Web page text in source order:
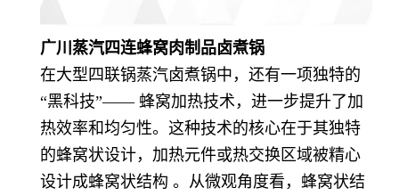
广川蒸汽四连蜂窝肉制品卤煮锅
在大型四联锅蒸汽卤煮锅中，还有一项独特的
“黑科技”—— 蜂窝加热技术，进一步提升了加
热效率和均匀性。这种技术的核心在于其独特
的蜂窝状设计，加热元件或热交换区域被精心
设计成蜂窝状结构 。从微观角度看，蜂窝状结